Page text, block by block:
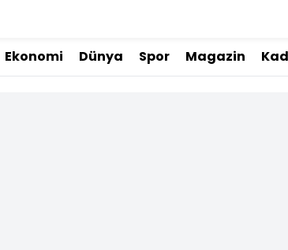
Ekonomi Dünya Spor Magazin